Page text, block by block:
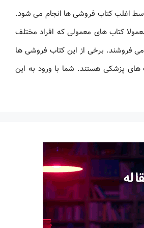
اغلب کتاب فروشی ها انجام می شود.
کتاب های معمولی که افراد مختلف
می فروشند. برخی از این کتاب فروشی ها
پزشکی هستند. شما با ورود به این